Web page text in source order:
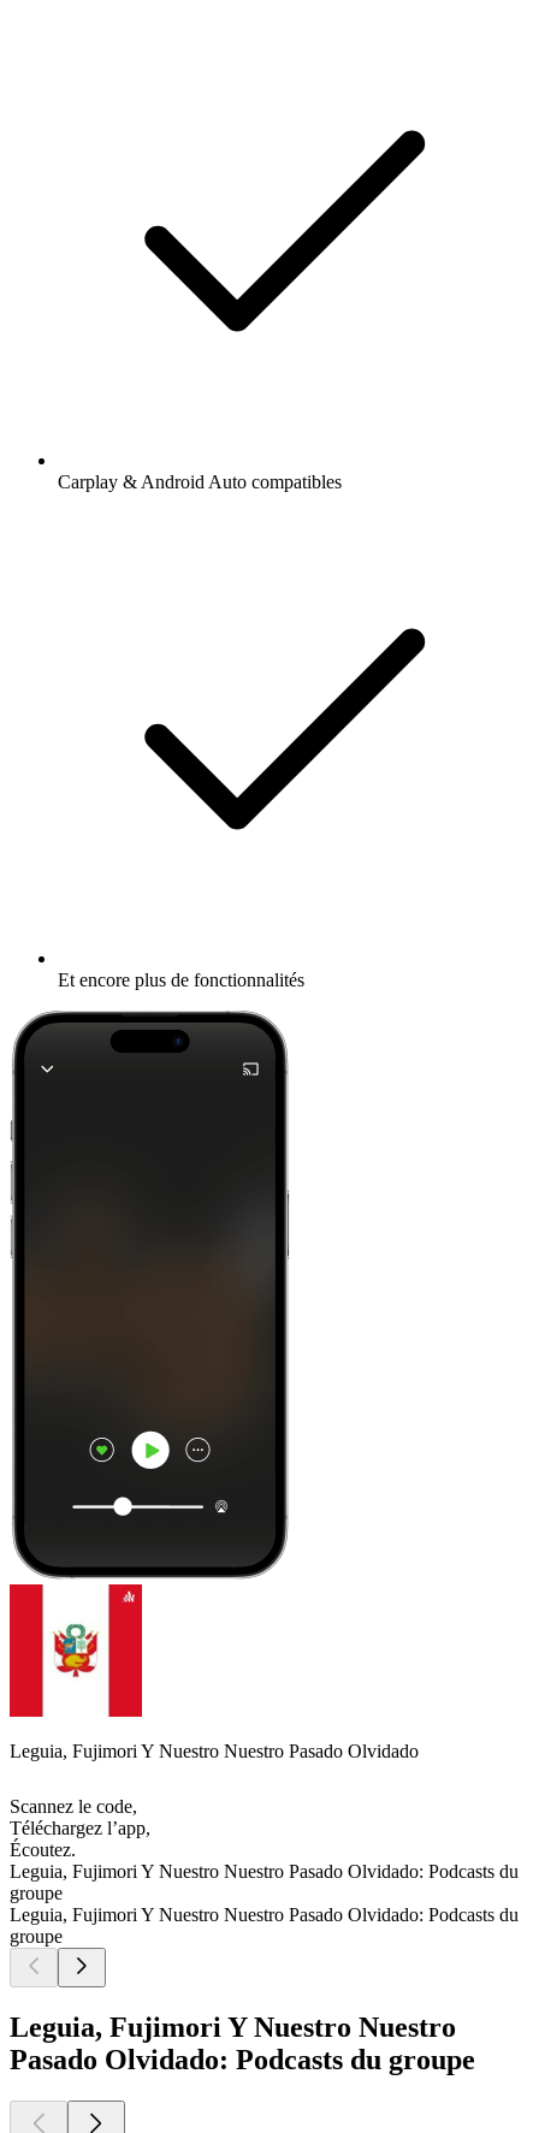
Carplay & Android Auto compatibles
Et encore plus de fonctionnalités
Leguia, Fujimori Y Nuestro Nuestro Pasado Olvidado
Scannez le code,
Téléchargez l’app,
Écoutez.
Leguia, Fujimori Y Nuestro Nuestro Pasado Olvidado: Podcasts du
groupe
Leguia, Fujimori Y Nuestro Nuestro Pasado Olvidado: Podcasts du
groupe
Leguia, Fujimori Y Nuestro Nuestro
Pasado Olvidado: Podcasts du groupe